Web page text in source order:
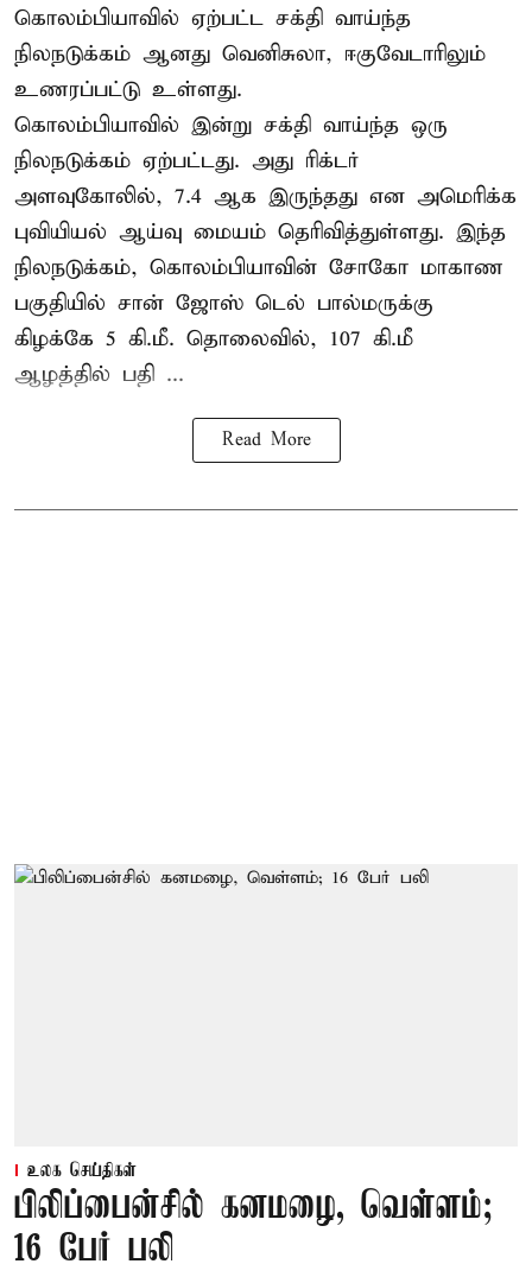
கொலம்பியாவில் ஏற்பட்ட சக்தி வாய்ந்த
நிலநடுக்கம் ஆனது வெனிசுலா, ஈகுவேடாரிலும்
உணரப்பட்டு உள்ளது.
கொலம்பியாவில் இன்று சக்தி வாய்ந்த ஒரு
நிலநடுக்கம் ஏற்பட்டது. அது ரிக்டர்
அளவுகோலில், 7.4 ஆக இருந்தது என அமெரிக்க
புவியியல் ஆய்வு மையம் தெரிவித்துள்ளது. இந்த
நிலநடுக்கம், கொலம்பியாவின் சோகோ மாகாண
பகுதியில் சான் ஜோஸ் டெல் பால்மருக்கு
கிழக்கே 5 கி.மீ. தொலைவில், 107 கி.மீ
ஆழத்தில் பதி ...
Read More
உலக செய்திகள்
பிலிப்பைன்சில் கனமழை, வெள்ளம்;
16 பேர் பலி